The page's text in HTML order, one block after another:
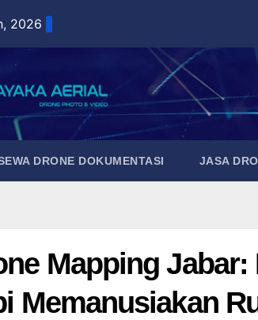
2026
DRONE DOKUMENTASI JASA
Mapping
Memanusiakan